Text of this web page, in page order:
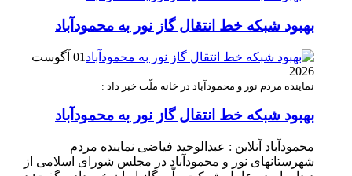
بهبود شبکه خط انتقال گاز نور به محمودآباد
01 آگوست
2026
نماینده مردم نور و محمودآباد در خانه ملّت خبر داد :
بهبود شبکه خط انتقال گاز نور به محمودآباد
محمودآباد آنلاین : عبدالوحید فیاضی نماینده مردم
شهرستانهای نور و محمودآباد در مجلس شورای اسلامی از